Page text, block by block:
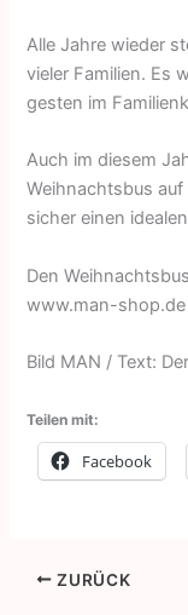
Alle Jahre wieder
vieler Familien. Es
gesten im
Auch im diesem
Weihnachtsbus
sicher einen
Den
www.man-shop.de
Bild MAN / Text:
Teilen mit:
Facebook
ZURÜCK